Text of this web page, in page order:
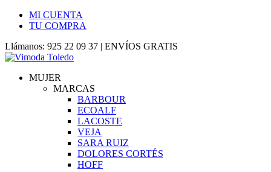
MI CUENTA
TU COMPRA
Llámanos: 925 22 09 37 | ENVÍOS GRATIS
MUJER
MARCAS
BARBOUR
ECOALF
LACOSTE
VEJA
SARA RUIZ
DOLORES CORTÉS
HOFF